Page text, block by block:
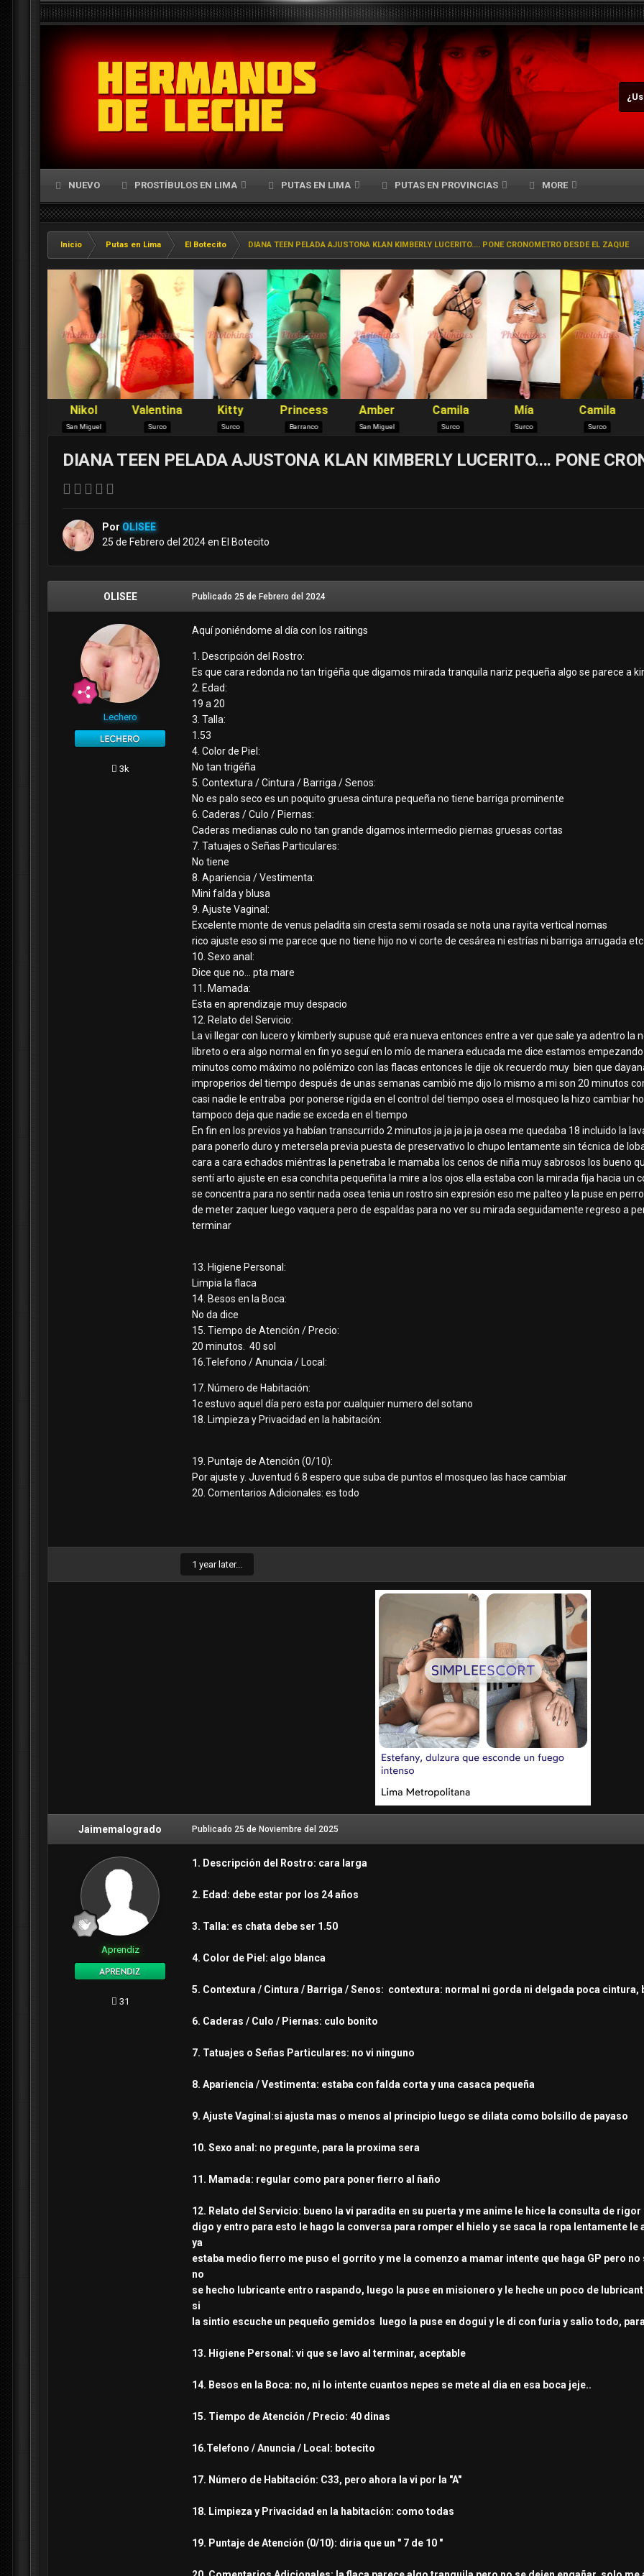
NUEVO PROSTÍBULOS EN LIMA PUTAS EN LIMA PUTAS EN PROVINCIAS MORE
Inicio Putas en Lima El Botecito DIANA TEEN PELADA AJUSTONA KLAN KIMBERLY LUCERITO.... PONE CRONOMETRO DESDE EL ZAQUE
DIANA TEEN PELADA AJUSTONA KLAN KIMBERLY LUCERITO.... PONE
Por OLISEE
25 de Febrero del 2024en El Botecito
OLISEE
Lechero
3k
Publicado 25 de Febrero del 2024
Aquí poniéndome al día con los raitings
1. Descripción del Rostro:
Es que cara redonda no tan trigéña que digamos mirada tranquila nariz pequeña algo se parece a
2. Edad:
19 a 20
3. Talla:
1.53
4. Color de Piel:
No tan trigéña
5. Contextura / Cintura / Barriga / Senos:
No es palo seco es un poquito gruesa cintura pequeña no tiene barriga prominente
6. Caderas / Culo / Piernas:
Caderas medianas culo no tan grande digamos intermedio piernas gruesas cortas
7. Tatuajes o Señas Particulares:
No tiene
8. Apariencia / Vestimenta:
Mini falda y blusa
9. Ajuste Vaginal:
Excelente monte de venus peladita sin cresta semi rosada se nota una rayita vertical nomas
rico ajuste eso si me parece que no tiene hijo no vi corte de cesárea ni estrías ni barriga arrugada
10. Sexo anal:
Dice que no... pta mare
11. Mamada:
Esta en aprendizaje muy despacio
12. Relato del Servicio:
La vi llegar con lucero y kimberly supuse qué era nueva entonces entre a ver que sale ya adentro la
libreto o era algo normal en fin yo seguí en lo mío de manera educada me dice estamos
minutos como máximo no polémizo con las flacas entonces le dije ok recuerdo muy bien que
improperios del tiempo después de unas semanas cambió me dijo lo mismo a mi son 20 minutos
casi nadie le entraba por ponerse rígida en el control del tiempo osea el mosqueo la hizo cambiar
tampoco deja que nadie se exceda en el tiempo
En fin en los previos ya habían transcurrido 2 minutos ja ja ja ja ja osea me quedaba 18 incluido la
para ponerlo duro y metersela previa puesta de preservativo lo chupo lentamente sin técnica de
cara a cara echados miéntras la penetraba le mamaba los cenos de niña muy sabrosos los bueno
sentí arto ajuste en esa conchita pequeñita la mire a los ojos ella estaba con la mirada fija hacia un
se concentra para no sentir nada osea tenia un rostro sin expresión eso me palteo y la puse en
de meter zaquer luego vaquera pero de espaldas para no ver su mirada seguidamente regreso a
terminar
13. Higiene Personal:
Limpia la flaca
14. Besos en la Boca:
No da dice
15. Tiempo de Atención / Precio:
20 minutos. 40 sol
16.Telefono / Anuncia / Local:
17. Número de Habitación:
1c estuvo aquel día pero esta por cualquier numero del sotano
18. Limpieza y Privacidad en la habitación:
19. Puntaje de Atención (0/10):
Por ajuste y. Juventud 6.8 espero que suba de puntos el mosqueo las hace cambiar
20. Comentarios Adicionales: es todo
1 year later...
Jaimemalogrado
Aprendiz
31
Publicado 25 de Noviembre del 2025
1. Descripción del Rostro: cara larga
2. Edad: debe estar por los 24 años
3. Talla: es chata debe ser 1.50
4. Color de Piel: algo blanca
5. Contextura / Cintura / Barriga / Senos: contextura: normal ni gorda ni delgada poca cintura,
6. Caderas / Culo / Piernas: culo bonito
7. Tatuajes o Señas Particulares: no vi ninguno
8. Apariencia / Vestimenta: estaba con falda corta y una casaca pequeña
9. Ajuste Vaginal:si ajusta mas o menos al principio luego se dilata como bolsillo de payaso
10. Sexo anal: no pregunte, para la proxima sera
11. Mamada: regular como para poner fierro al ñaño
12. Relato del Servicio: bueno la vi paradita en su puerta y me anime le hice la consulta de
digo y entro para esto le hago la conversa para romper el hielo y se saca la ropa lentamente
ya
estaba medio fierro me puso el gorrito y me la comenzo a mamar intente que haga GP pero
no
se hecho lubricante entro raspando, luego la puse en misionero y le heche un poco de
si
la sintio escuche un pequeño gemidos luego la puse en dogui y le di con furia y salio todo,
13. Higiene Personal: vi que se lavo al terminar, aceptable
14. Besos en la Boca: no, ni lo intente cuantos nepes se mete al dia en esa boca jeje..
15. Tiempo de Atención / Precio: 40 dinas
16.Telefono / Anuncia / Local: botecito
17. Número de Habitación: C33, pero ahora la vi por la "A"
18. Limpieza y Privacidad en la habitación: como todas
19. Puntaje de Atención (0/10): diria que un " 7 de 10 "